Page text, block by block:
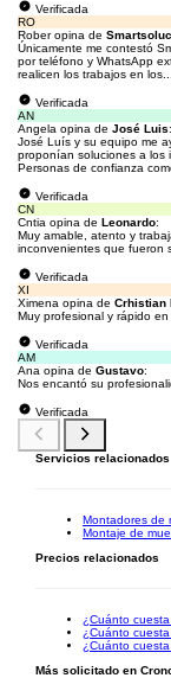
Verificada
RO
Rober opina de
Únicamente me contestó
por teléfono y WhatsApp
realicen los trabajos en los...
Verificada
AN
Angela opina de José Luis:
José Luís y su equipo me
proponían soluciones a los
Personas de confianza
Verificada
CN
Cntia opina de Leonardo:
Muy amable, atento y
inconvenientes que fueron
Verificada
XI
Ximena opina de Crhistian
Muy profesional y rápido
Verificada
AM
Ana opina de Gustavo:
Nos encantó su
Verificada
Servicios relacionados
Montadores de
Montaje de
Precios relacionados
¿Cuánto
¿Cuánto
¿Cuánto
Más solicitado en